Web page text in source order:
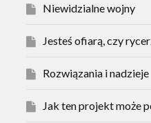
Niewidzialne wojny
Jesteś ofiarą, czy
Rozwiązania i nadzieje
Jak ten projekt może